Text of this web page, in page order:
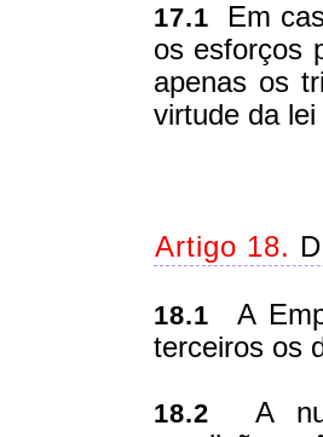
17.1 Em
os esforços
apenas os
virtude da
Artigo 18.
18.1 A
terceiros os
18.2 A